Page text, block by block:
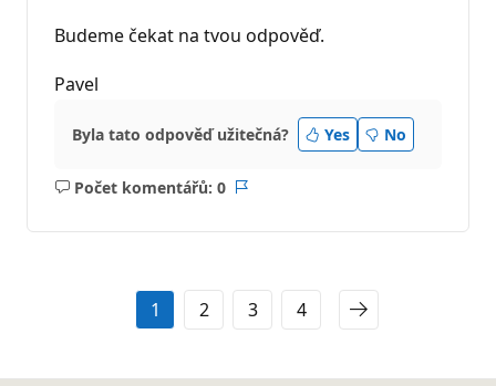
Budeme čekat na tvou odpověď.
Pavel
Byla tato odpověď užitečná? Yes No
Počet komentářů: 0
Žádné
1 2 3 4